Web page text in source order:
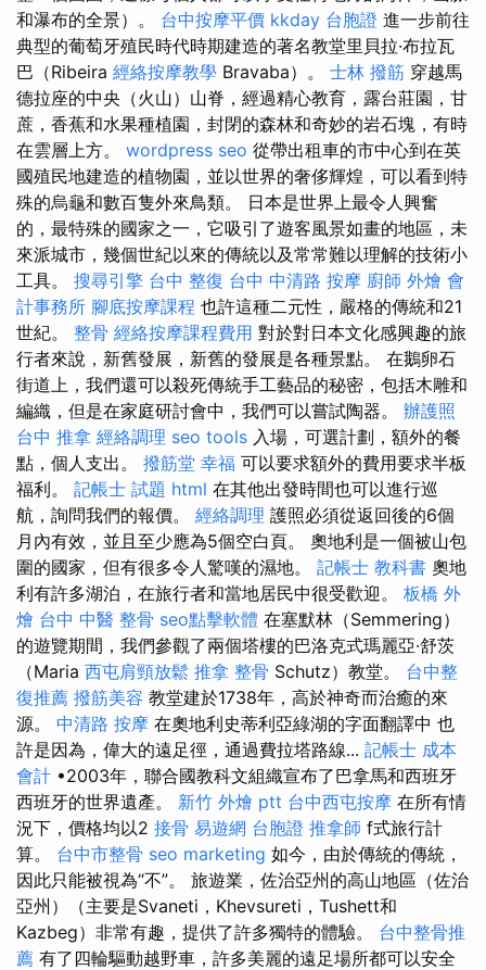
和瀑布的全景）。 台中按摩平價 kkday 台胞證 進一步前往
典型的葡萄牙殖民時代時期建造的著名教堂里貝拉·布拉瓦
巴（Ribeira 經絡按摩教學 Bravaba）。 士林 撥筋 穿越馬
德拉座的中央（火山）山脊，經過精心教育，露台莊園，甘
蔗，香蕉和水果種植園，封閉的森林和奇妙的岩石塊，有時
在雲層上方。 wordpress seo 從帶出租車的市中心到在英
國殖民地建造的植物園，並以世界的奢侈輝煌，可以看到特
殊的烏龜和數百隻外來鳥類。 日本是世界上最令人興奮
的，最特殊的國家之一，它吸引了遊客風景如畫的地區，未
來派城市，幾個世紀以來的傳統以及常常難以理解的技術小
工具。 搜尋引擎 台中 整復 台中 中清路 按摩 廚師 外燴 會
計事務所 腳底按摩課程 也許這種二元性，嚴格的傳統和21
世紀。 整骨 經絡按摩課程費用 對於對日本文化感興趣的旅
行者來說，新舊發展，新舊的發展是各種景點。 在鵝卵石
街道上，我們還可以殺死傳統手工藝品的秘密，包括木雕和
編織，但是在家庭研討會中，我們可以嘗試陶器。 辦護照
台中 推拿 經絡調理 seo tools 入場，可選計劃，額外的餐
點，個人支出。 撥筋堂 幸福 可以要求額外的費用要求半板
福利。 記帳士 試題 html 在其他出發時間也可以進行巡
航，詢問我們的報價。 經絡調理 護照必須從返回後的6個
月內有效，並且至少應為5個空白頁。 奧地利是一個被山包
圍的國家，但有很多令人驚嘆的濕地。 記帳士 教科書 奧地
利有許多湖泊，在旅行者和當地居民中很受歡迎。 板橋 外
燴 台中 中醫 整骨 seo點擊軟體 在塞默林（Semmering）
的遊覽期間，我們參觀了兩個塔樓的巴洛克式瑪麗亞·舒茨
（Maria 西屯肩頸放鬆 推拿 整骨 Schutz）教堂。 台中整
復推薦 撥筋美容 教堂建於1738年，高於神奇而治癒的來
源。 中清路 按摩 在奧地利史蒂利亞綠湖的字面翻譯中 也
許是因為，偉大的遠足徑，通過費拉塔路線... 記帳士 成本
會計 •2003年，聯合國教科文組織宣布了巴拿馬和西班牙
西班牙的世界遺產。 新竹 外燴 ptt 台中西屯按摩 在所有情
況下，價格均以2 接骨 易遊網 台胞證 推拿師 f式旅行計
算。 台中市整骨 seo marketing 如今，由於傳統的傳統，
因此只能被視為“不”。 旅遊業，佐治亞州的高山地區（佐治
亞州）（主要是Svaneti，Khevsureti，Tushett和
Kazbeg）非常有趣，提供了許多獨特的體驗。 台中整骨推
薦 有了四輪驅動越野車，許多美麗的遠足場所都可以安全